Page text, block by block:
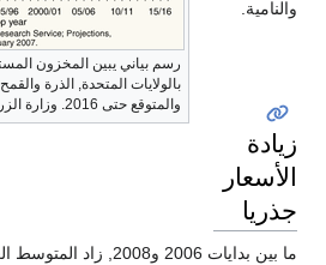
يبين المخزون المستخدم من فول الصويا
بالولايات المتحدة, الذرة والقمح, من 1977 إلى 2007,
الزراعة الأمريكية, سبتمبر 2007.
ما بين بدايات 2006 و2008, زاد المتوسط العالمي لسعر الأرز بنسبة